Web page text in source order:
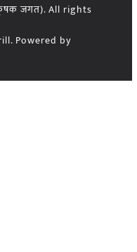
जगत). All rights
Powered by